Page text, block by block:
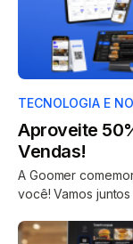
TECNOLOGIA E
Aproveite
Vendas!
A Goomer
você! Vamos